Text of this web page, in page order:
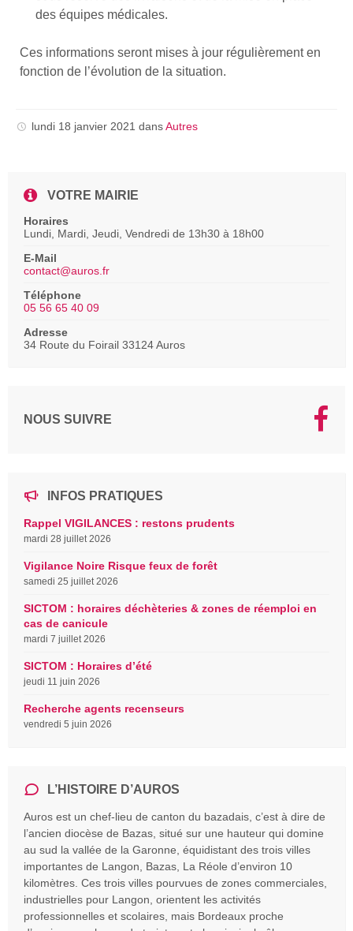
des équipes médicales.
Ces informations seront mises à jour régulièrement en
fonction de l’évolution de la situation.
lundi 18 janvier 2021 dansAutres
VOTRE MAIRIE
Horaires
Lundi, Mardi, Jeudi, Vendredi de 13h30 à 18h00
E-Mail
contact@auros.fr
Téléphone
05 56 65 40 09
Adresse
34 Route du Foirail 33124 Auros
NOUS SUIVRE
INFOS PRATIQUES
Rappel VIGILANCES : restons prudents
mardi 28 juillet 2026
Vigilance Noire Risque feux de forêt
samedi 25 juillet 2026
SICTOM : horaires déchèteries & zones de réemploi en
cas de canicule
mardi 7 juillet 2026
SICTOM : Horaires d’été
jeudi 11 juin 2026
Recherche agents recenseurs
vendredi 5 juin 2026
L’HISTOIRE D’AUROS
Auros est un chef-lieu de canton du bazadais, c’est à dire de
l’ancien diocèse de Bazas, situé sur une hauteur qui domine
au sud la vallée de la Garonne, équidistant des trois villes
importantes de Langon, Bazas, La Réole d’environ 10
kilomètres. Ces trois villes pourvues de zones commerciales,
industrielles pour Langon, orientent les activités
professionnelles et scolaires, mais Bordeaux proche